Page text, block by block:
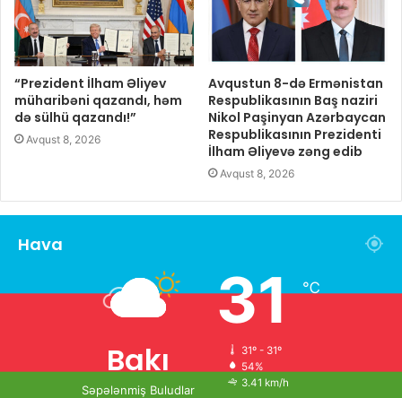
“Prezident İlham Əliyev
müharibəni qazandı, həm
də sülhü qazandı!”
Avqust 8, 2026
Avqustun 8-də Ermənistan
Respublikasının Baş naziri
Nikol Paşinyan Azərbaycan
Respublikasının Prezidenti
İlham Əliyevə zəng edib
Avqust 8, 2026
Hava
Bakı
Səpələnmiş Buludlar
31℃
31º - 31º
54%
3.41 km/h